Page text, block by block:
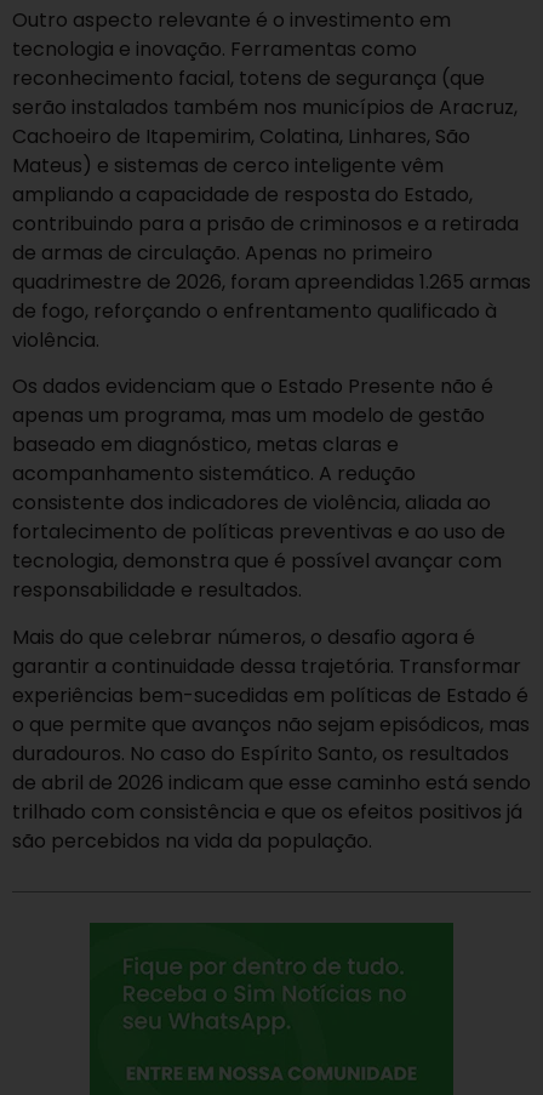
Outro aspecto relevante é o investimento em
tecnologia e inovação. Ferramentas como
reconhecimento facial, totens de segurança (que
serão instalados também nos municípios de Aracruz,
Cachoeiro de Itapemirim, Colatina, Linhares, São
Mateus) e sistemas de cerco inteligente vêm
ampliando a capacidade de resposta do Estado,
contribuindo para a prisão de criminosos e a retirada
de armas de circulação. Apenas no primeiro
quadrimestre de 2026, foram apreendidas 1.265 armas
de fogo, reforçando o enfrentamento qualificado à
violência.
Os dados evidenciam que o Estado Presente não é
apenas um programa, mas um modelo de gestão
baseado em diagnóstico, metas claras e
acompanhamento sistemático. A redução
consistente dos indicadores de violência, aliada ao
fortalecimento de políticas preventivas e ao uso de
tecnologia, demonstra que é possível avançar com
responsabilidade e resultados.
Mais do que celebrar números, o desafio agora é
garantir a continuidade dessa trajetória. Transformar
experiências bem-sucedidas em políticas de Estado é
o que permite que avanços não sejam episódicos, mas
duradouros. No caso do Espírito Santo, os resultados
de abril de 2026 indicam que esse caminho está sendo
trilhado com consistência e que os efeitos positivos já
são percebidos na vida da população.